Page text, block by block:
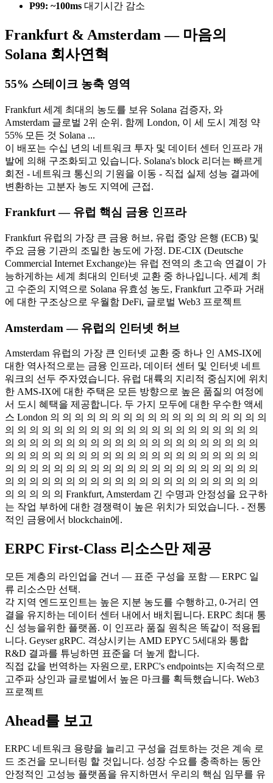
P99: ~100ms 대기시간 감소
Frankfurt & Amsterdam — 마음의
Solana 회사연혁
55% 스테이크 농축 영역
Frankfurt 세계 최대의 농도를 보유 Solana 검증자, 와
Amsterdam 글로벌 2위 순위. 함께 London, 이 세 도시 계정 약
55% 모든 것 Solana ...
이 배포는 수십 년의 네트워크 투자 및 데이터 센터 인프라 개
발에 의해 구조화되고 있습니다. Solana's block 리더는 빠르게
회전 - 네트워크 통신의 기원을 이동 - 직접 실제 성능 결과에
변환하는 고분자 농도 지역에 근접.
Frankfurt — 유럽 핵심 금융 인프라
Frankfurt 유럽의 가장 큰 금융 허브, 유럽 중앙 은행 (ECB) 및
주요 금융 기관의 조밀한 농도에 가정. DE-CIX (Deutsche
Commercial Internet Exchange)는 유럽 전역의 초고속 연결이 가
능하게하는 세계 최대의 인터넷 교환 중 하나입니다. 세계 최
고 수준의 지역으로 Solana 유효성 농도, Frankfurt 고주파 거래
에 대한 구조상으로 우월함 DeFi, 글로벌 Web3 프로젝트
Amsterdam — 유럽의 인터넷 허브
Amsterdam 유럽의 가장 큰 인터넷 교환 중 하나 인 AMS-IX에
대한 역사적으로는 금융 인프라, 데이터 센터 및 인터넷 네트
워크의 선두 주자였습니다. 유럽 대륙의 지리적 중심지에 위치
한 AMS-IX에 대한 주택은 모든 방향으로 높은 품질의 여정에
서 도시 혜택을 제공합니다. 두 가지 모두에 대한 우수한 액세
스 London 의 의 의 의 의 의 의 의 의 의 의 의 의 의 의 의 의 의
의 의 의 의 의 의 의 의 의 의 의 의 의 의 의 의 의 의 의 의 의
의 의 의 의 의 의 의 의 의 의 의 의 의 의 의 의 의 의 의 의 의
의 의 의 의 의 의 의 의 의 의 의 의 의 의 의 의 의 의 의 의 의
의 의 의 의 의 의 의 의 의 의 의 의 의 의 의 의 의 의 의 의 의
의 의 의 의 의 의 의 의 의 의 의 의 의 의 의 의 의 의 의 의 의
의 의 의 의 의 Frankfurt, Amsterdam 긴 수명과 안정성을 요구하
는 작업 부하에 대한 경쟁력이 높은 위치가 되었습니다. - 전통
적인 금융에서 blockchain에.
ERPC First-Class 리소스만 제공
모든 계층의 라인업을 건너 — 표준 구성을 포함 — ERPC 일
류 리소스만 선택.
각 지역 엔드포인트는 높은 지분 농도를 수행하고, 0-거리 연
결을 유지하는 데이터 센터 내에서 배치됩니다. ERPC 최대 통
신 성능을위한 플랫폼. 이 인프라 품질 원칙은 똑같이 적용됩
니다. Geyser gRPC. 격상시키는 AMD EPYC 5세대와 통합
R&D 결과를 튜닝하면 표준을 더 높게 합니다.
직접 값을 번역하는 자원으로, ERPC's endpoints는 지속적으로
고주파 상인과 글로벌에서 높은 마크를 획득했습니다. Web3
프로젝트
Ahead를 보고
ERPC 네트워크 용량을 늘리고 구성을 검토하는 것은 계속 로
드 조건을 모니터링 할 것입니다. 성장 수요를 충족하는 동안
안정적인 고성능 플랫폼을 유지하면서 우리의 핵심 임무를 유